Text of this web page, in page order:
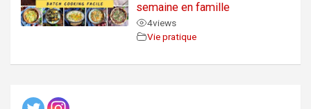
semaine en famille
4views
Vie pratique